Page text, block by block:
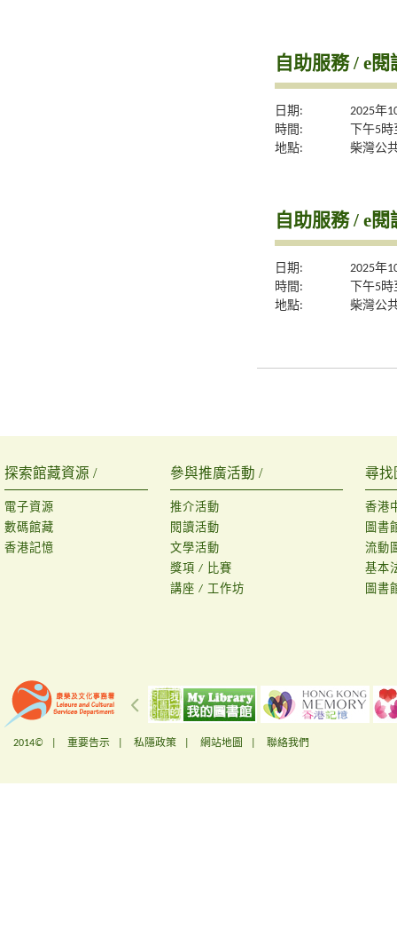
自助服務 / e
日期:
2025年
時間:
下午5
地點:
柴灣公
自助服務 / e
日期:
2025年
時間:
下午5
地點:
柴灣公
探索館藏資源 /
電子資源
數碼館藏
香港記憶
參與推廣活動 /
推介活動
閱讀活動
文學活動
獎項 / 比賽
講座 / 工作坊
尋找
香港
圖書
流動
基本
圖書
2014© | 重要告示 私隱政策 網站地圖 聯絡我們